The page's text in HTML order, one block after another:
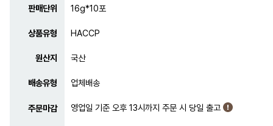
판매단위 16g*10포
상품유형 HACCP
원산지 국산
배송유형 업체배송
주문마감 영업일 기준 오후 13시까지 주문 시 당일 출고